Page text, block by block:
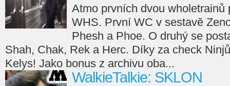
Atmo prvních dvou wholetrainů
WHS. První WC v sestavě
Phesh a Phoe. O druhý se
Shah, Chak, Rek a Herc. Díky za check
Kelys! Jako bonus z archivu oba...
WalkieTalkie: SKLON